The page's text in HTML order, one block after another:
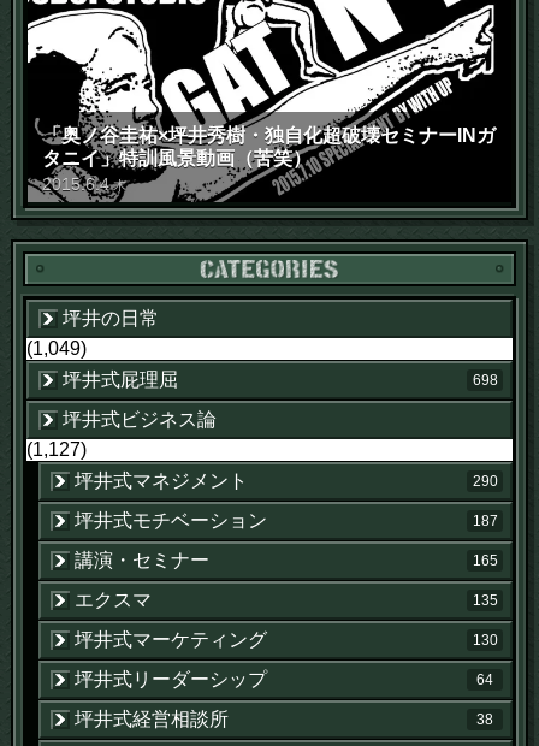
「奥ノ谷圭祐×坪井秀樹・独自化超破壊セミナーINガ
タニイ」特訓風景動画（苦笑）
2015.6.4 木
坪井の日常
(1,049)
坪井式屁理屈
698
坪井式ビジネス論
(1,127)
坪井式マネジメント
290
坪井式モチベーション 187
講演・セミナー 165
エクスマ 135
坪井式マーケティング 130
坪井式リーダーシップ 64
坪井式経営相談所 38